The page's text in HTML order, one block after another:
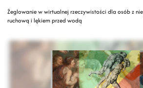
Żeglowanie w wirtualnej rzeczywistości dla osób z
ruchową i lękiem przed wodą